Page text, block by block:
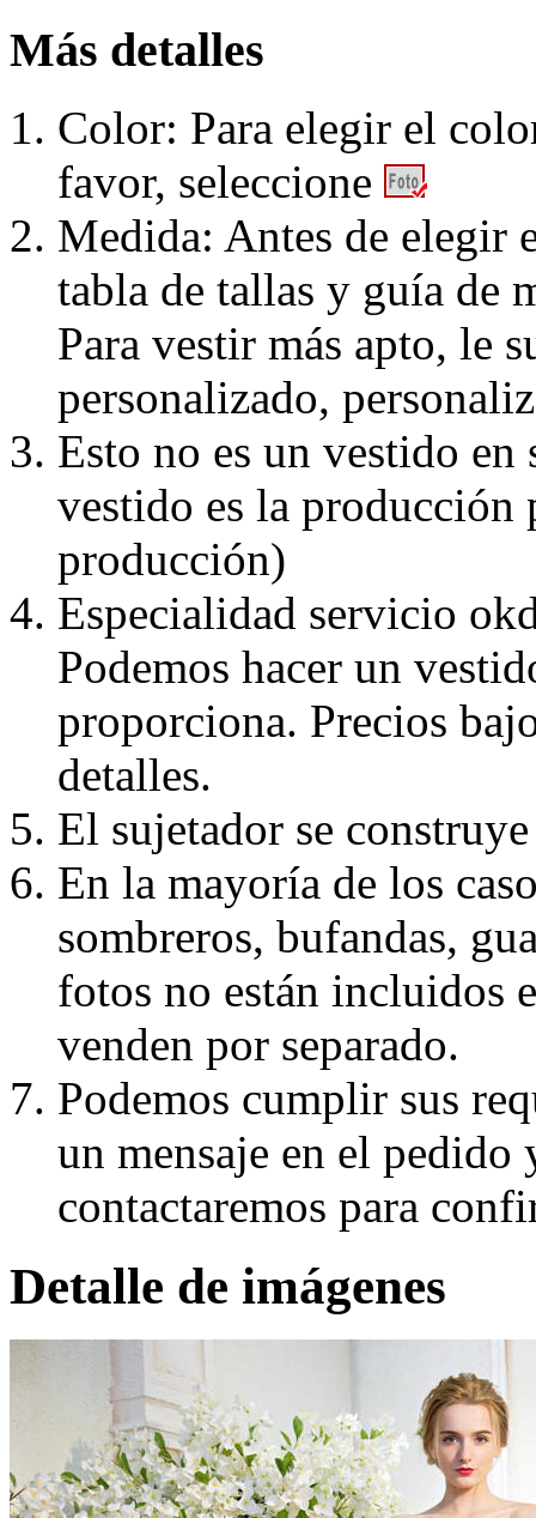
Más detalles
Color: Para elegir el
favor, seleccione
Medida: Antes de elegir
tabla de tallas y guía de
Para vestir más apto, le
personalizado,
Esto no es un vestido
vestido es la producción
producción)
Especialidad servicio
Podemos hacer un
proporciona. Precios
detalles.
El sujetador se
En la mayoría de los
sombreros, bufandas,
fotos no están incluidos
venden por separado.
Podemos cumplir sus
un mensaje en el pedido
contactaremos para
Detalle de imágenes